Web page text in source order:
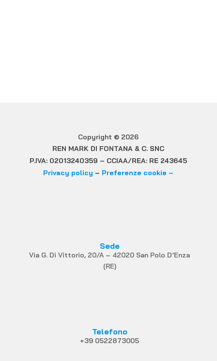
Copyright © 2026
REN MARK DI FONTANA & C. SNC
P.IVA: 02013240359 – CCIAA/REA: RE 243645
Privacy policy – Preferenze cookie –
Sede
Via G. Di Vittorio, 20/A – 42020 San Polo D’Enza
(RE)
Telefono
+39 0522873005